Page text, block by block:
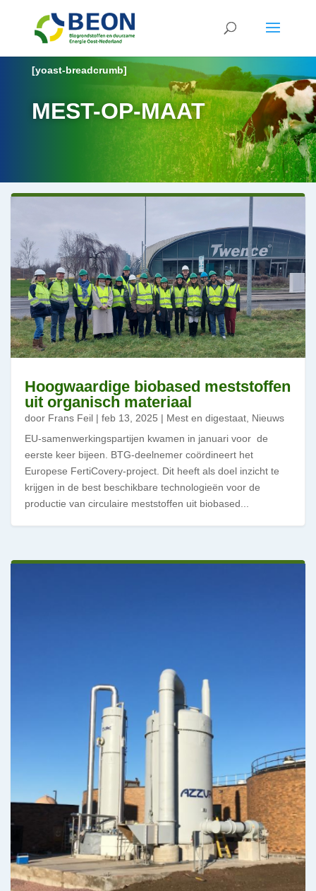
[yoast-breadcrumb]
MEST-OP-MAAT
Hoogwaardige biobased meststoffen
uit organisch materiaal
door Frans Feil | feb 13, 2025 | Mest en digestaat Nieuws
EU-samenwerkingspartijen kwamen in januari voor de
eerste keer bijeen. BTG-deelnemer coördineert het
Europese FertiCovery-project. Dit heeft als doel inzicht te
krijgen in de best beschikbare technologieën voor de
productie van circulaire meststoffen uit biobased...